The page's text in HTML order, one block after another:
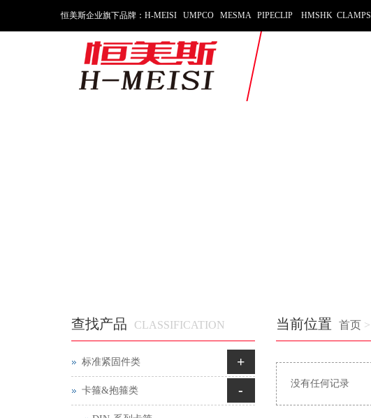
恒美斯企业旗下品牌：H-MEISI UMPCO MESMA PIPECLIP HMSHK CLAMPS
当前位置 首页>
没有任何记录
查找产品 CLASSIFICATION
标准紧固件类 +
卡箍&抱箍类 -